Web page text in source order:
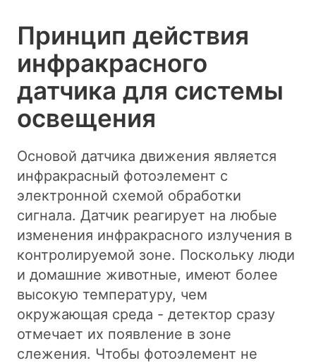
Принцип действия
инфракрасного
датчика для системы
освещения
Основой датчика движения является
инфракрасный фотоэлемент с
электронной схемой обработки
сигнала. Датчик реагирует на любые
изменения инфракрасного излучения в
контролируемой зоне. Поскольку люди
и домашние животные, имеют более
высокую температуру, чем
окружающая среда - детектор сразу
отмечает их появление в зоне
слежения. Чтобы фотоэлемент не